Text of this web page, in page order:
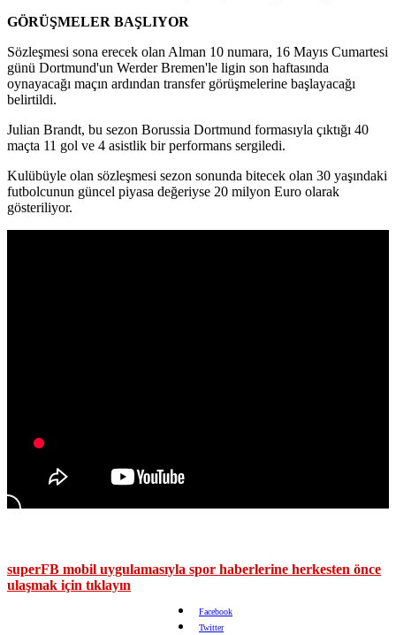
GÖRÜŞMELER BAŞLIYOR
Sözleşmesi sona erecek olan Alman 10 numara, 16 Mayıs Cumartesi
günü Dortmund'un Werder Bremen'le ligin son haftasında
oynayacağı maçın ardından transfer görüşmelerine başlayacağı
belirtildi.
Julian Brandt, bu sezon Borussia Dortmund formasıyla çıktığı 40
maçta 11 gol ve 4 asistlik bir performans sergiledi.
Kulübüyle olan sözleşmesi sezon sonunda bitecek olan 30 yaşındaki
futbolcunun güncel piyasa değeriyse 20 milyon Euro olarak
gösteriliyor.
superFB mobil uygulamasıyla spor haberlerine herkesten önce
ulaşmak için tıklayın
Facebook
Twitter